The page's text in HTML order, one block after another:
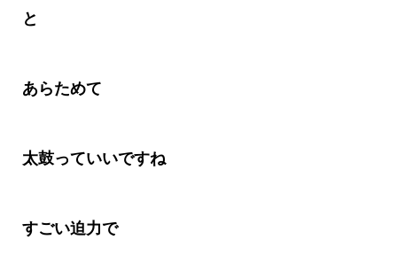
と
あらためて
太鼓っていいですね
すごい迫力で